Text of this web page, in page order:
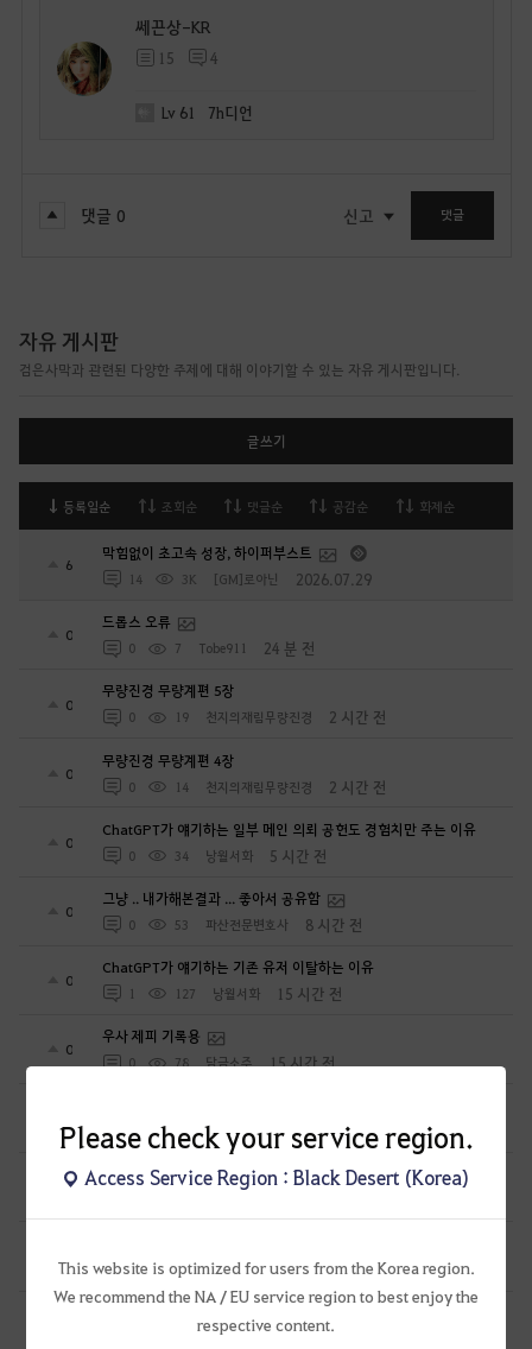
Please check your service region.
Access Service Region : Black Desert (Korea)
This website is optimized for users from the Korea region.
We recommend the NA / EU service region to best enjoy the
respective content.
쎄끈상-KR
15 4
Lv 61 7h디언
댓글 0 신고 댓글
자유 게시판
검은사막과 관련된 다양한 주제에 대해 이야기할 수 있는 자유 게시판입니다.
글쓰기
등록일순 조회순 댓글순 공감순 화제순
6
막힘없이 초고속 성장, 하이퍼부스트
14 3K [GM]로아닌 2026.07.29
0
드롭스 오류
0 7 Tobe911 24 분 전
0
무량진경 무량계편 5장
0 19 천지의재림무량진경 2 시간 전
0
무량진경 무량계편 4장
0 14 천지의재림무량진경 2 시간 전
0
ChatGPT가 얘기하는 일부 메인 의뢰 공헌도 경험치만 주는 이유
0 34 낭월서화 5 시간 전
0
그냥 .. 내가해본결과 ... 좋아서 공유함
0 53 파산전문변호사 8 시간 전
0
ChatGPT가 얘기하는 기존 유저 이탈하는 이유
1 127 낭월서화 15 시간 전
0
우사 제피 기록용
0 78 담금소주 15 시간 전
0 115 낭월서화 15 시간 전
0
세라핌 제피 기록용
1 111 너무늙었다 16 시간 전
하이퍼부스트&올비아아카데미 대표캐릭 변경 문의드립니다
하히호헤호